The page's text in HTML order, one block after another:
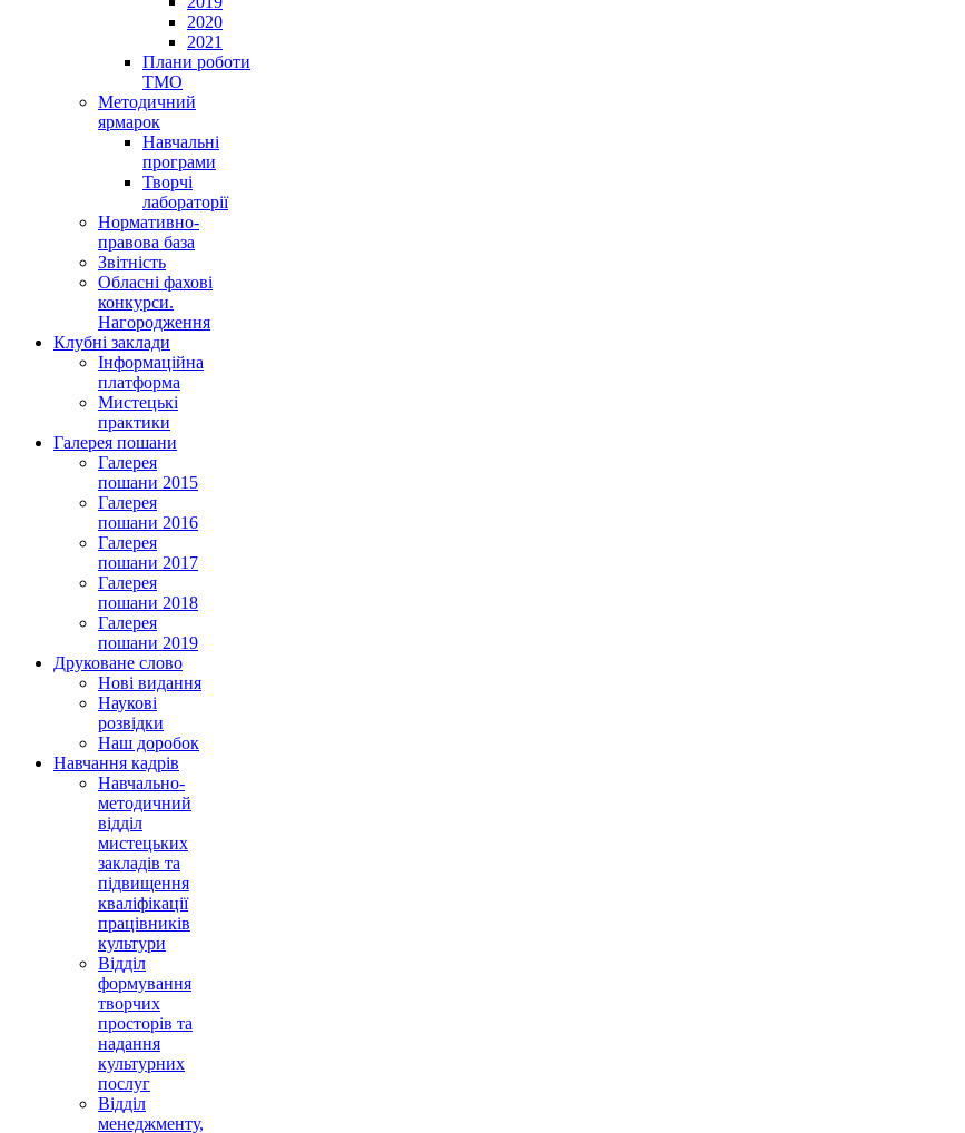
2020
2021
Плани роботи
ТМО
Методичний
ярмарок
Навчальні
програми
Творчі
лабораторії
Нормативно-
правова база
Звітність
Обласні фахові
конкурси.
Нагородження
Клубні заклади
Інформаційна
платформа
Мистецькі
практики
Галерея пошани
Галерея
пошани 2015
Галерея
пошани 2016
Галерея
пошани 2017
Галерея
пошани 2018
Галерея
пошани 2019
Друковане слово
Нові видання
Наукові
розвідки
Наш доробок
Навчання кадрів
Навчально-
методичний
відділ
мистецьких
закладів та
підвищення
кваліфікації
працівників
культури
Відділ
формування
творчих
просторів та
надання
культурних
послуг
Відділ
менеджменту,